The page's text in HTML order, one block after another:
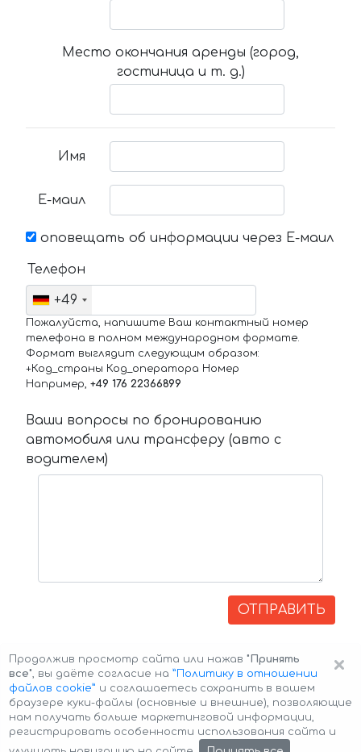
Место окончания аренды (город,
гостиница и т. д.)
Имя
Е-маил
оповещать об информации через Е-маил
Телефон
+49
Пожалуйста, напишите Ваш контактный номер
телефона в полном международном формате.
Формат выглядит следующим образом:
+Код_страны Код_оператора Номер
Например, +49 176 22366899
Ваши вопросы по бронированию
автомобиля или трансферу (авто с
водителем)
ОТПРАВИТЬ
Авторские права © 2026 Авто-Аренда Cookie Policy
×
Продолжив просмотр сайта или нажав "Принять
все", вы даёте согласие на ”Политику в отношении
файлов cookie” и соглашаетесь сохранить в вашем
браузере куки-файлы (основные и внешние), позволяющие
нам получать больше маркетинговой информации,
регистрировать особенности использования сайта и